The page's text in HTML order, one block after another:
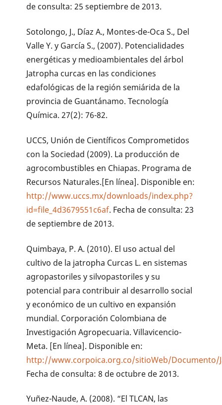
de consulta: 25 septiembre de 2013.
Sotolongo, J., Díaz A., Montes-de-Oca S., Del
Valle Y. y García S., (2007). Potencialidades
energéticas y medioambientales del árbol
Jatropha curcas en las condiciones
edafológicas de la región semiárida de la
provincia de Guantánamo. Tecnología
Química. 27(2): 76-82.
UCCS, Unión de Científicos Comprometidos
con la Sociedad (2009). La producción de
agrocombustibles en Chiapas. Programa de
Recursos Naturales.[En línea]. Disponible en:
http://www.uccs.mx/downloads/index.php?
id=file_4d3679551c6af. Fecha de consulta: 23
de septiembre de 2013.
Quimbaya, P. A. (2010). El uso actual del
cultivo de la jatropha Curcas L. en sistemas
agropastoriles y silvopastoriles y su
potencial para contribuir al desarrollo social
y económico de un cultivo en expansión
mundial. Corporación Colombiana de
Investigación Agropecuaria. Villavicencio-
Meta. [En línea]. Disponible en:
http://www.corpoica.org.co/sitioWeb/Documento/
Fecha de consulta: 8 de octubre de 2013.
Yuñez-Naude, A. (2008). “El TLCAN, las